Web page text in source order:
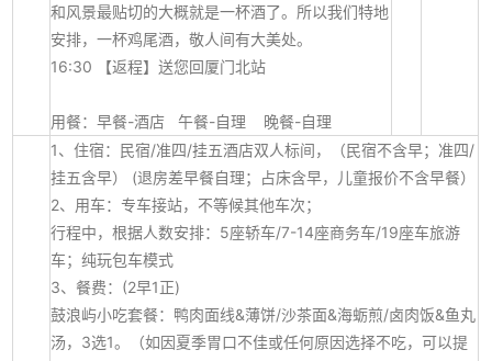
和风景最贴切的大概就是一杯酒了。所以我们特地
安排，一杯鸡尾酒，敬人间有大美处。
16:30 【返程】送您回厦门北站
用餐：早餐-酒店 午餐-自理 晚餐-自理
1、住宿：民宿/准四/挂五酒店双人标间，（民宿不含早；准四/
挂五含早） (退房差早餐自理；占床含早，儿童报价不含早餐）
2、用车：专车接站，不等候其他车次；
行程中，根据人数安排：5座轿车/7-14座商务车/19座车旅游
车；纯玩包车模式
3、餐费：(2早1正)
鼓浪屿小吃套餐：鸭肉面线&薄饼/沙茶面&海蛎煎/卤肉饭&鱼丸
汤，3选1。（如因夏季胃口不佳或任何原因选择不吃，可以提